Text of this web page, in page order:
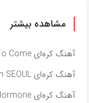
مشاهده بیشتر
آهنگ کره‌ای Yet To Come از BTS به همراه متن و ترجمه مجزا
آهنگ کره‌ای With SEOUL از BTS به همراه متن و ترجمه مجزا
آهنگ کره‌ای War of Hormone از BTS به همراه متن و ترجمه مجزا